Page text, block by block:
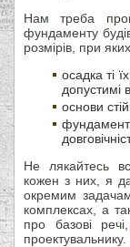
Нам треба
фундаменту
розмірів, при
осадка ті
допустимі
основи
Не лякайтесь
кожен з них, я
окремим
комплексах, а
про базові
проектувальнику.